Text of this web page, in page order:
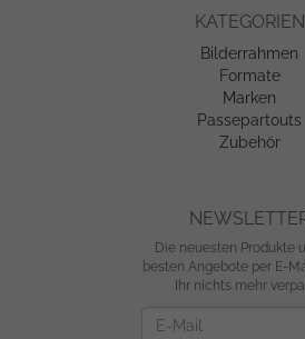
KATEGORIEN
Bilderrahmen
Formate
Marken
Passepartouts
Zubehör
Die neuesten Produkte
besten Angebote per E-
Ihr nichts mehr